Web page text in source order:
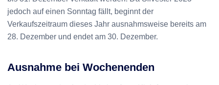
jedoch auf einen Sonntag fällt, beginnt der
Verkaufszeitraum dieses Jahr ausnahmsweise bereits am
28. Dezember und endet am 30. Dezember.
Ausnahme bei Wochenenden